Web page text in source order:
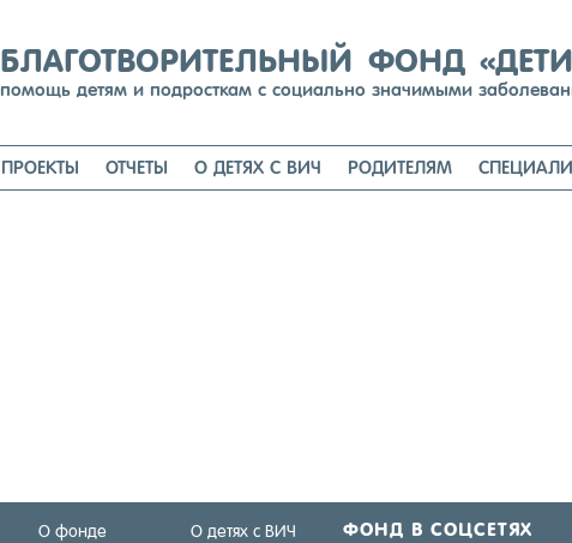
содержимому
БЛАГОТВОРИТЕЛЬНЫЙ ФОНД
помощь детям и подросткам с социально значимыми
ПРОЕКТЫ ОТЧЕТЫ О ДЕТЯХ С ВИЧ РОДИТЕЛЯМ
О фонде
О детях с ВИЧ
ФОНД В СОЦ­СЕ­ТЯХ